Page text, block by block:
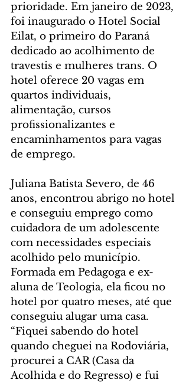
prioridade. Em janeiro de 2023,
foi inaugurado o Hotel Social
Eilat, o primeiro do Paraná
dedicado ao acolhimento de
travestis e mulheres trans. O
hotel oferece 20 vagas em
quartos individuais,
alimentação, cursos
profissionalizantes e
encaminhamentos para vagas
de emprego.
Juliana Batista Severo, de 46
anos, encontrou abrigo no hotel
e conseguiu emprego como
cuidadora de um adolescente
com necessidades especiais
acolhido pelo município.
Formada em Pedagoga e ex-
aluna de Teologia, ela ficou no
hotel por quatro meses, até que
conseguiu alugar uma casa.
“Fiquei sabendo do hotel
quando cheguei na Rodoviária,
procurei a CAR (Casa da
Acolhida e do Regresso) e fui